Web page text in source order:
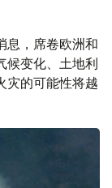
息，席卷欧洲和
变化、土地利
灾的可能性将越